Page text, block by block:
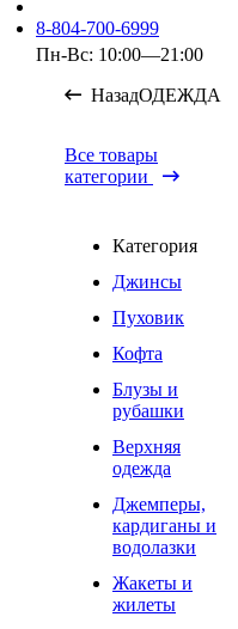
8-804-700-6999
Пн-Вс: 10:00—21:00
НазадОДЕЖДА
Все товары
категории
Категория
Джинсы
Пуховик
Кофта
Блузы и
рубашки
Верхняя
одежда
Джемперы,
кардиганы и
водолазки
Жакеты и
жилеты